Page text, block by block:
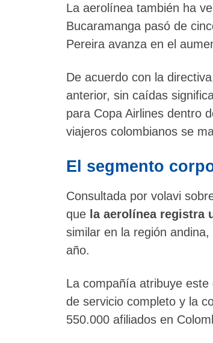
La aerolínea también ha
Bucaramanga pasó de
Pereira avanza en el
De acuerdo con la
anterior, sin caídas
para Copa Airlines dentro
viajeros colombianos se
El segmento
Consultada por volavi
que la aerolínea registra
similar en la región
año.
La compañía atribuye
de servicio completo y la
550.000 afiliados en